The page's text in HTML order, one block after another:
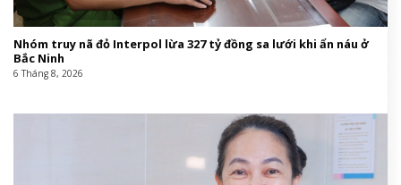
Nhóm truy nã đỏ Interpol lừa 327 tỷ đồng sa lưới khi ẩn náu ở
Bắc Ninh
6 Tháng 8, 2026